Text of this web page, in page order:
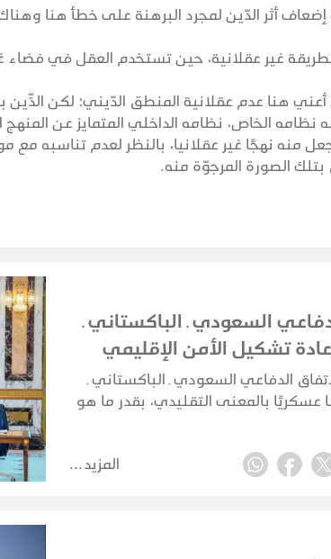
إضعاف أثر الدّين لمجرد البرهنة على خطأ هنا
غير عقلانية، حين تستخدم العقل في فضاء
أعني هنا عدم عقلانية المنطق الدّيني؛ لكن الدِّين
نظامه الخاص، نظامه الداخلي المتمايز عن
منه نهجًا غير عقلانيا، بالنظر لعدم تناسبه
الصورة المرجوّة منه.
السعودي ـ الباكستاني ـ
تشكيل الأمن الإقليمي
الدفاعي السعودي ـ الباكستاني ـ
عسكريًا بالمعنى التقليدي، بقدر ما هو
أمنية مشتركة.
المزيد